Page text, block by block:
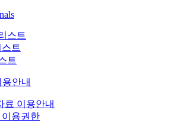
스트
트
트
안내
료 이용안내
용권한